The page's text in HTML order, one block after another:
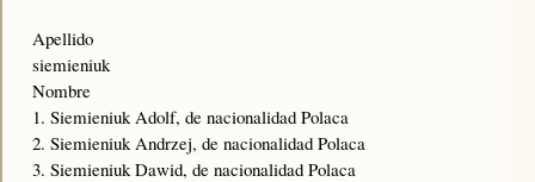
Apellido
siemieniuk
Nombre
1. Siemieniuk Adolf, de nacionalidad Polaca
2. Siemieniuk Andrzej, de nacionalidad Polaca
3. Siemieniuk Dawid, de nacionalidad Polaca